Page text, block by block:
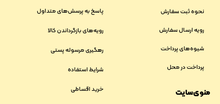
نحوه ثبت سفارش
رویه ارسال سفارش
شیوه‌های پرداخت
پرداخت در محل
پاسخ به پرسش‌های متداول
رویه‌های بازگرداندن کالا
رهگیری مرسوله پستی
شرایط استفاده
خرید اقساطی
منوی سایت